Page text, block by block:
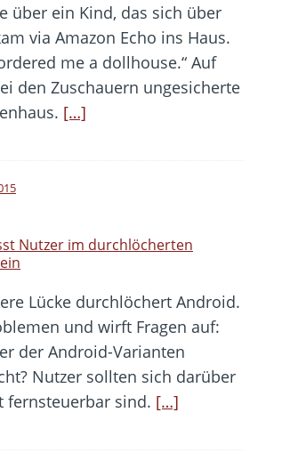
über ein Kind, das sich über
via Amazon Echo ins Haus.
me a dollhouse.“ Auf
den Zuschauern ungesicherte
[…]
Nutzer im durchlöcherten
Lücke durchlöchert Android.
und wirft Fragen auf:
der Android-Varianten
Nutzer sollten sich darüber
fernsteuerbar sind. […]